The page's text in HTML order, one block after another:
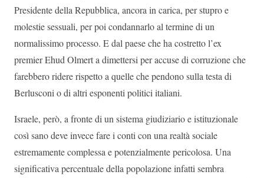
Presidente della Repubblica, ancora in carica, per stupro e
molestie sessuali, per poi condannarlo al termine di un
normalissimo processo. E dal paese che ha costretto l’ex
premier Ehud Olmert a dimettersi per accuse di corruzione che
farebbero ridere rispetto a quelle che pendono sulla testa di
Berlusconi o di altri esponenti politici italiani.
Israele, però, a fronte di un sistema giudiziario e istituzionale
così sano deve invece fare i conti con una realtà sociale
estremamente complessa e potenzialmente pericolosa. Una
significativa percentuale della popolazione infatti sembra